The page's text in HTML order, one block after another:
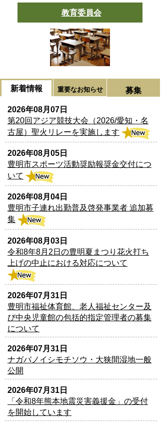
教育委員会
新着情報 重要なお知らせ 募集
2026年08月07日
第20回アジア競技大会（2026/愛知・名
古屋）聖火リレーを実施します
2026年08月05日
豊明市スポーツ活動奨励報奨金交付につ
いて
2026年08月04日
豊明市子連れ出勤普及啓発事業者 追加募
集
2026年08月03日
令和8年8月2日の豊明夏まつり花火打ち
上げの中止における対応について
2026年07月31日
豊明市福祉体育館、老人福祉センター及
び中央児童館の包括的指定管理者の募集
について
2026年07月31日
ナガバノイシモチソウ・大狭間湿地一般
公開
2026年07月31日
「令和8年熊本地震災害義援金」の受付
を開始しています